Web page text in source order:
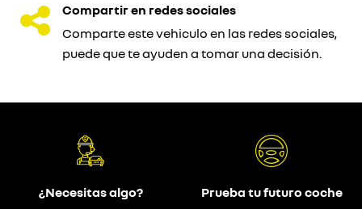
Compartir en redes sociales
Comparte este vehiculo en las redes sociales,
puede que te ayuden a tomar una decisión.
¿Necesitas algo?
Prueba tu futuro coche